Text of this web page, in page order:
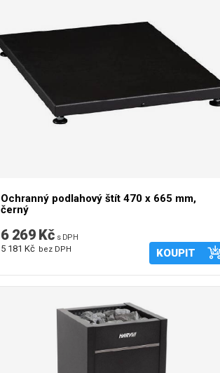
Ochranný podlahový štít 470 x 665 mm,
černý
6 269 Kč s DPH
5 181 Kč bez DPH KOUPIT